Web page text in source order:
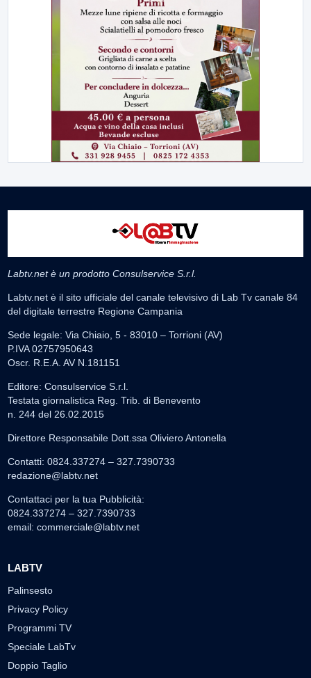
Labtv.net è un prodotto Consulservice S.r.l.
Labtv.net è il sito ufficiale del canale televisivo di Lab Tv canale 84
del digitale terrestre Regione Campania
Sede legale: Via Chiaio, 5 - 83010 – Torrioni (AV)
P.IVA 02757950643
Oscr. R.E.A. AV N.181151
Editore: Consulservice S.r.l.
Testata giornalistica Reg. Trib. di Benevento
n. 244 del 26.02.2015
Direttore Responsabile Dott.ssa Oliviero Antonella
Contatti: 0824.337274 – 327.7390733
redazione@labtv.net
Contattaci per la tua Pubblicità:
0824.337274 – 327.7390733
email: commerciale@labtv.net
LABTV
Palinsesto
Privacy Policy
Programmi TV
Speciale LabTv
Doppio Taglio